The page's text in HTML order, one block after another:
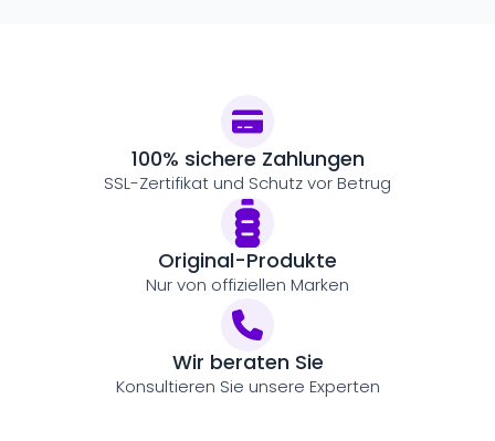
100% sichere Zahlungen
SSL-Zertifikat und Schutz vor Betrug
Original-Produkte
Nur von offiziellen Marken
Wir beraten Sie
Konsultieren Sie unsere Experten